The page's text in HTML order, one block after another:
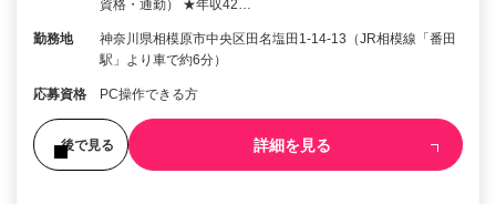
資格・通勤） ★年収42…
勤務地
神奈川県相模原市中央区田名塩田1-14-13（JR相模線「番田
駅」より車で約6分）
応募資格 PC操作できる方
後で見る 詳細を見る